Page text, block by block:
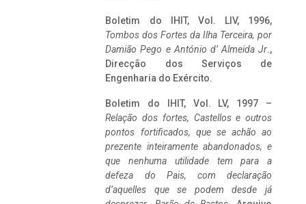
Boletim do IHIT, Vol. LIV, 1996,
Tombos dos Fortes da Ilha Terceira, por
Damião Pego e António d’ Almeida Jr.,
Direcção dos Serviços de
Engenharia do Exército.
Boletim do IHIT, Vol. LV, 1997 –
Relação dos fortes, Castellos e outros
pontos fortificados, que se achão ao
prezente inteiramente abandonados, e
que nenhuma utilidade tem para a
defeza do Pais, com declaração
d’aquelles que se podem desde já